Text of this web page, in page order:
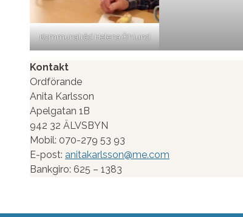
Kommunalråd Helena Öhlund
Kontakt
Ordförande
Anita Karlsson
Apelgatan 1B
942 32 ÄLVSBYN
Mobil: 070-279 53 93
E-post: anitakarlsson@me.com
Bankgiro: 625 – 1383